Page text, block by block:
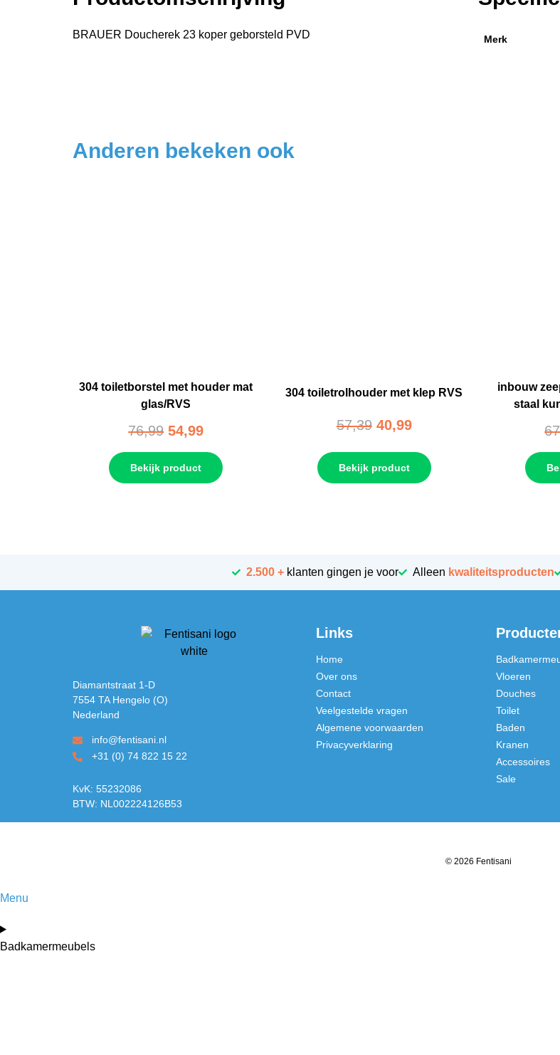
BRAUER Doucherek 23 koper geborsteld PVD Merk
Anderen bekeken ook
304 toiletborstel met houder mat
glas/RVS
76,99 54,99
Bekijk product
304 toiletrolhouder met klep RVS
57,39 40,99
Bekijk product
inbouw
staal
2.500 + klanten gingen je voor Alleen kwaliteitsproducten
Diamantstraat 1-D
7554 TA Hengelo (O)
Nederland
info@fentisani.nl
+31 (0) 74 822 15 22
KvK: 55232086
BTW: NL002224126B53
Links
Home
Over ons
Contact
Veelgestelde vragen
Algemene voorwaarden
Privacyverklaring
Vloeren
Douches
Toilet
Baden
Kranen
Accessoires
Sale
© 2026 Fentisani
Menu
Badkamermeubels